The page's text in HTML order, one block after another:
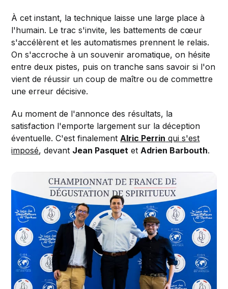
À cet instant, la technique laisse une large place à
l'humain. Le trac s'invite, les battements de cœur
s'accélèrent et les automatismes prennent le relais.
On s'accroche à un souvenir aromatique, on hésite
entre deux pistes, puis on tranche sans savoir si l'on
vient de réussir un coup de maître ou de commettre
une erreur décisive.
Au moment de l'annonce des résultats, la
satisfaction l'emporte largement sur la déception
éventuelle. C'est finalementAlric Perrin qui s'est
imposé, devant Jean Pasquet etAdrien Barbouth.